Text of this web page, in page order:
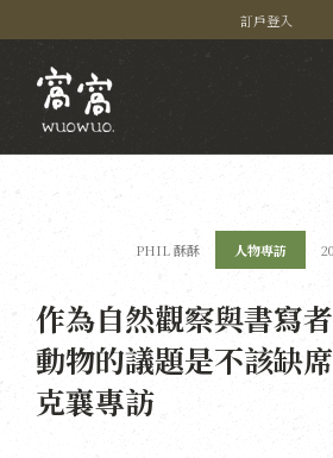
訂戶登入
PHIL 酥酥 人物專訪
作為自然觀察與書寫
動物的議題是不該缺
克襄專訪